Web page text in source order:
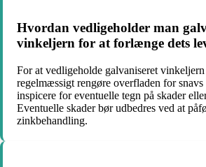
Hvordan vedligeholder man
vinkeljern for at forlænge dets
For at vedligeholde galvaniseret
regelmæssigt rengøre overfladen for snavs
inspicere for eventuelle tegn på skader
Eventuelle skader bør udbedres ved at
zinkbehandling.